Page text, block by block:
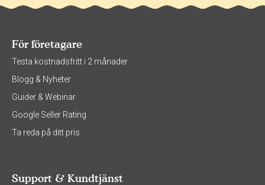
För företagare
Testa kostnadsfritt i 2 månader
Blogg & Nyheter
Guider & Webinar
Google Seller Rating
Ta reda på ditt pris
Support & Kundtjänst